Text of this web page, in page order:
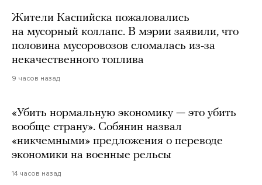
Жители Каспийска пожаловались
на мусорный коллапс. В мэрии заявили, что
половина мусоровозов сломалась из-за
некачественного топлива
9 часов назад
«Убить нормальную экономику — это убить
вообще страну». Собянин назвал
«никчемными» предложения о переводе
экономики на военные рельсы
14 часов назад